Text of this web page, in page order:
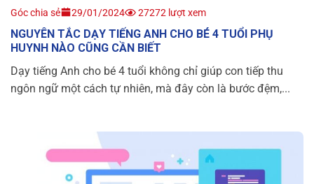
Góc chia sẻ 29/01/2024 27272 lượt xem
NGUYÊN TẮC DẠY TIẾNG ANH CHO BÉ 4 TUỔI PHỤ
HUYNH NÀO CŨNG CẦN BIẾT
Dạy tiếng Anh cho bé 4 tuổi không chỉ giúp con tiếp thu
ngôn ngữ một cách tự nhiên, mà đây còn là bước đệm,...